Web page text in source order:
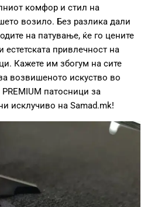
комфор и стил на
возило. Без разлика дали
на патување, ќе го цените
естетската привлечност на
Кажете им збогум на сите
возвишеното искуство во
патосници за
исклучиво на Samad.mk!